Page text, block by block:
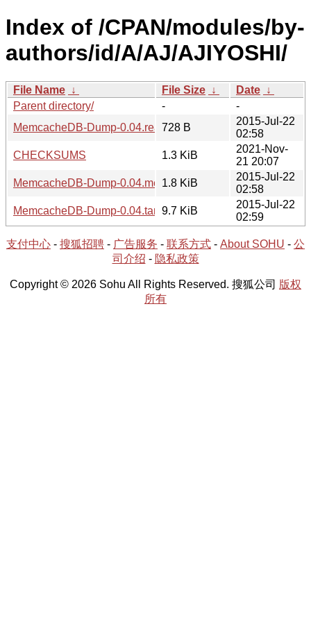
Index of /CPAN/modules/by-
authors/id/A/AJ/AJIYOSHI/
File Name ↓ File Size ↓ Date ↓
Parent directory/
-
-
MemcacheDB-Dump-0.04.readme
728 B
2015-Jul-22
02:58
CHECKSUMS
1.3 KiB
2021-Nov-
21 20:07
MemcacheDB-Dump-0.04.meta1.8 KiB
2015-Jul-22
02:58
MemcacheDB-Dump-0.04.tar.gz9.7 KiB
2015-Jul-22
02:59
支付中心 - 搜狐招聘 - 广告服务 - 联系方式 - About SOHU - 公
司介绍 - 隐私政策
Copyright © 2026 Sohu All Rights Reserved. 搜狐公司 版权
所有